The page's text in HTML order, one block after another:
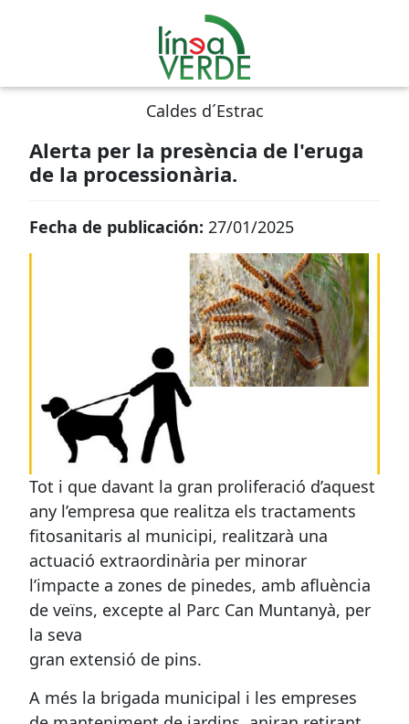
Caldes d´Estrac
Alerta per la presència de l'eruga
de la processionària.
Fecha de publicación: 27/01/2025
ALERTA PROCESSIONÀRIA PI
Tot i que davant la gran proliferació d’aquest
any l’empresa que realitza els tractaments
fitosanitaris al municipi, realitzarà una
actuació extraordinària per minorar
l’impacte a zones de pinedes, amb afluència
de veïns, excepte al Parc Can Muntanyà, per
la seva
gran extensió de pins.
A més la brigada municipal i les empreses